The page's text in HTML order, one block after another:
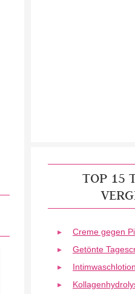
TOP 15
Creme gegen
Getönte
Intimwaschlotion